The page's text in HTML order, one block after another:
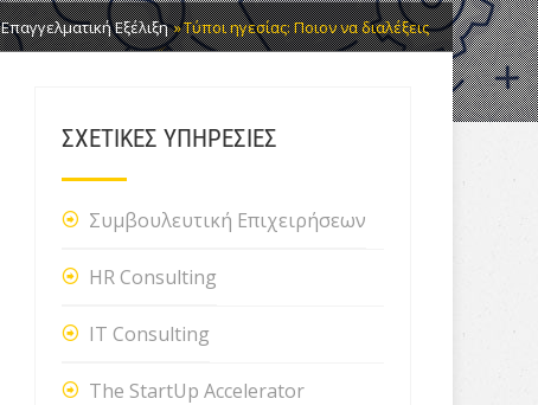
Επαγγελματική Εξέλιξη Τύποι ηγεσίας: Ποιον να διαλέξεις
ΣΧΕΤΙΚΕΣ ΥΠΗΡΕΣΙΕΣ
Συμβουλευτική Επιχειρήσεων
HR Consulting
IT Consulting
The StartUp Accelerator